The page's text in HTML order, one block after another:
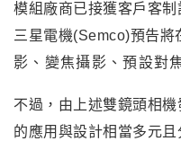
模組廠商已接獲客戶客制
三星電機(Semco)預告
影、變焦攝影、預設對
不過 ， 由上述雙鏡頭相
的應用與設計相當多元且